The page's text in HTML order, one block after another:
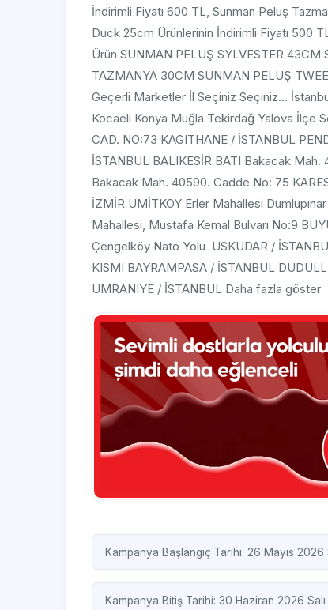
İndirimli Fiyatı 600 TL, Sunman Peluş
Duck 25cm Ürünlerinin İndirimli Fiyatı 500
Ürün SUNMAN PELUŞ SYLVESTER
TAZMANYA 30CM SUNMAN PELUŞ
Geçerli Marketler İl Seçiniz Seçiniz...
Kocaeli Konya Muğla Tekirdağ Yalova İlçe
CAD. NO:73 KAGITHANE / İSTANBUL
İSTANBUL BALIKESİR BATI Bakacak
Bakacak Mah. 40590. Cadde No: 75
İZMİR ÜMİTKÖY Erler Mahallesi
Mahallesi, Mustafa Kemal Bulvarı No:9
Çengelköy Nato Yolu USKUDAR /
KISMI BAYRAMPASA / İSTANBUL
UMRANIYE / İSTANBUL Daha fazla göster
Kampanya Başlangıç Tarihi: 26 Mayıs 2026
Kampanya Bitiş Tarihi: 30 Haziran 2026 Salı